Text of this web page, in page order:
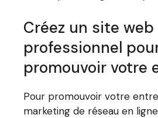
Créez un site web
professionnel
promouvoir votre
Pour promouvoir votre
marketing de réseau en